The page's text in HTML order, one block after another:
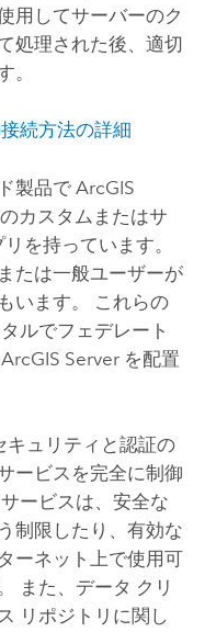
用してサーバーのク
処理された後、適切
。
続方法の詳細
製品で ArcGIS
カスタムまたはサ
を持っています。
たは一般ユーザーが
います。 これらの
ルでフェデレート
ArcGIS Serverを配置
ュリティと認証の
ービスを完全に制御
ービスは、安全な
制限したり、有効な
ーネット上で使用可
また、データ クリ
リポジトリに関し